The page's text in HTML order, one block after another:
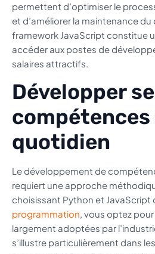
permettent d’optimiser le
et d’améliorer la maintenance du
framework JavaScript constitue
accéder aux postes de
salaires attractifs.
Développer
compétences
quotidien
Le développement de
requiert une approche
choisissant Python et JavaScript
programmation, vous optez
largement adoptées par
s’illustre particulièrement dans